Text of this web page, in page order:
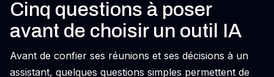
Cinq questions à poser
avant de choisir un outil IA
Avant de confier ses réunions et ses décisions à un
assistant, quelques questions simples permettent de